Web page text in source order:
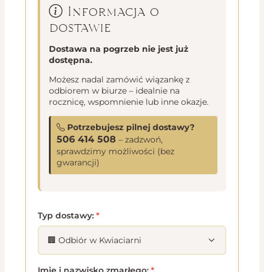
Informacja o
dostawie
Dostawa na pogrzeb nie jest już
dostępna.
Możesz nadal zamówić wiązankę z
odbiorem w biurze – idealnie na
rocznicę, wspomnienie lub inne okazje.
Potrzebujesz pilnej dostawy?
506 414 508 – zadzwoń,
sprawdzimy możliwości (bez
gwarancji)
Typ dostawy: *